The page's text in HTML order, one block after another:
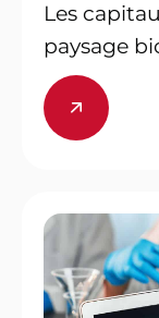
Les
paysage